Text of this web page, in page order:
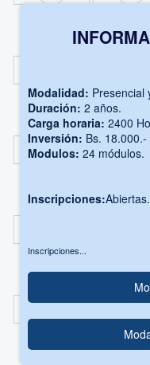
Modalidad: Presencial
Duración: 2 años.
Carga horaria: 2400
Inversión: Bs. 18.000.-
Modulos: 24 módulos.
Inscripciones:Abiertas.
Inscripciones...